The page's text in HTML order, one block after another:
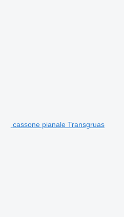
cassone pianale Transgruas